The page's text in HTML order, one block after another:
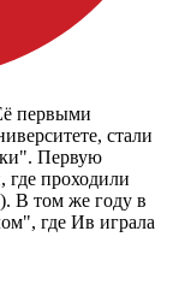
первыми
стали
Первую
где проходили
В том же году в
где Ив играла